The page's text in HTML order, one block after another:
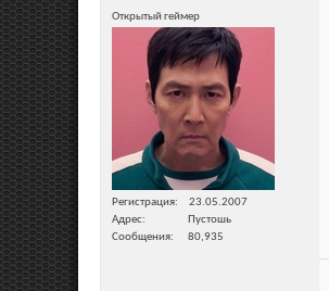
Открытый геймер
Регистрация
23.05.2007
Адрес
Пустошь
Сообщения
80,935